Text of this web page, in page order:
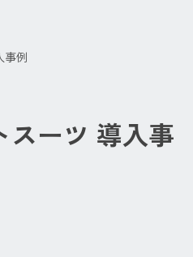
事例
スーツ 導入事